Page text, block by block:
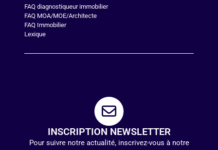
FAQ diagnostiqueur immobilier
FAQ MOA/MOE/Architecte
FAQ Immobilier
Lexique
INSCRIPTION NEWSLETTER
Pour suivre notre actualité, inscrivez-vous à notre